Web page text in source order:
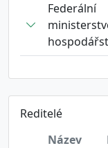
Federální
Reditelé
Název